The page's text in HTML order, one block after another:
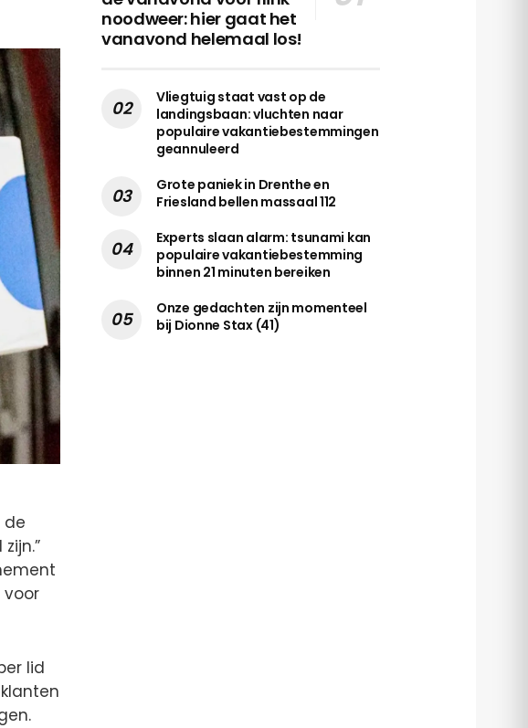
de
lid
noodweer: hier gaat het
vanavond helemaal los!
Vliegtuig staat vast op de
landingsbaan: vluchten naar
populaire vakantiebestemmingen
geannuleerd
Grote paniek in Drenthe en
Friesland bellen massaal 112
Experts slaan alarm: tsunami kan
populaire vakantiebestemming
binnen 21 minuten bereiken
Onze gedachten zijn momenteel
bij Dionne Stax (41)